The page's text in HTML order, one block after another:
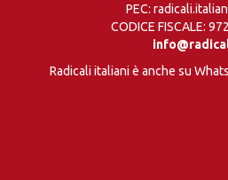
PEC:
CODICE FISCALE:
Radicali italiani è anche su